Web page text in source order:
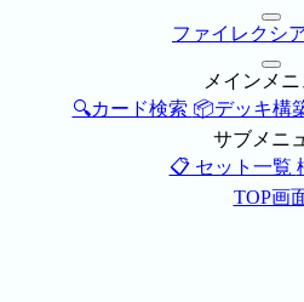
ファイレクシ
メインメ
🔍カード検索 📦デッキ構
サブメニ
📋 セット一覧
TOP画